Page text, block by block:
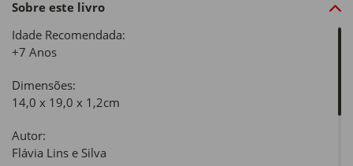
Sobre este livro
Idade Recomendada:
+7 Anos
Dimensões:
14,0 x 19,0 x 1,2cm
Autor:
Flávia Lins e Silva